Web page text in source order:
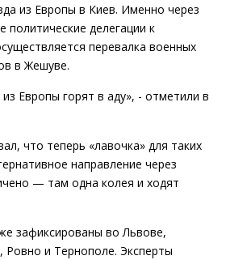
из Европы в Киев. Именно через
политические делегации к
перевалка военных
в Жешуве.
Европы горят в аду», - отметили в
что теперь «лавочка» для таких
направление через
— там одна колея и ходят
зафиксированы во Львове,
и Тернополе. Эксперты